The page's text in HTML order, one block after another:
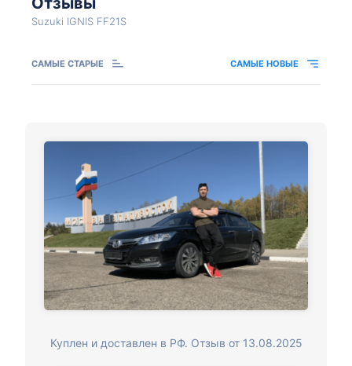
Suzuki IGNIS FF21S
САМЫЕ СТАРЫЕ САМЫЕ НОВЫЕ
Куплен и доставлен в РФ. Отзыв от 13.08.2025